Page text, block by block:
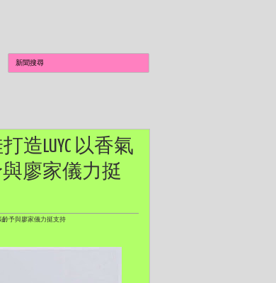
造LUYC 以香氣
廖家儀力挺
予與廖家儀力挺支持